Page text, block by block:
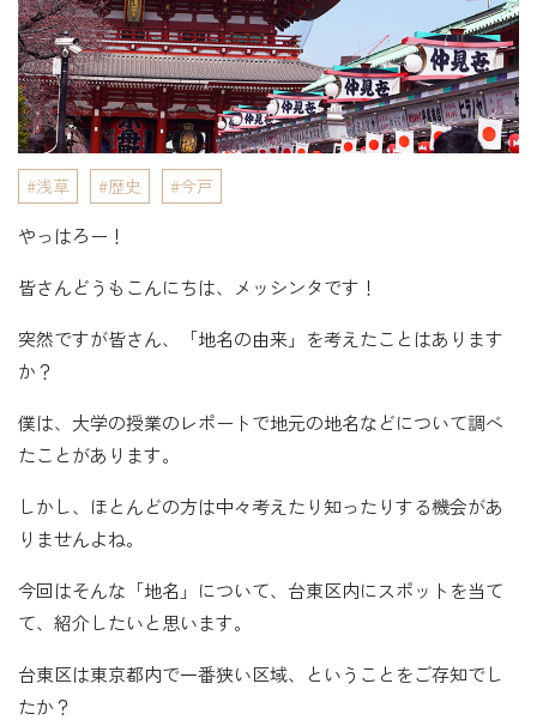
浅草 歴史 今戸
やっはろー！
皆さんどうもこんにちは、メッシンタです！
突然ですが皆さん、「地名の由来」を考えたことはあります
か？
僕は、大学の授業のレポートで地元の地名などについて調べ
たことがあります。
しかし、ほとんどの方は中々考えたり知ったりする機会があ
りませんよね。
今回はそんな「地名」について、台東区内にスポットを当て
て、紹介したいと思います。
台東区は東京都内で一番狭い区域、ということをご存知でし
たか？